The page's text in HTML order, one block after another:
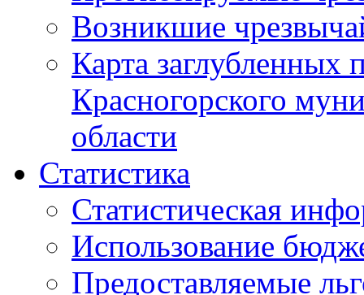
Возникшие
Карта
Красногорского
области
Статистика
Статистическая
Использование
Предоставляемые